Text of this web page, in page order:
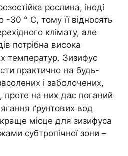
рослина, іноді
30 ° C, тому її відносять
клімату, але
потрібна висока
температур. Зизифус
практично на будь-
і заболочених,
проте на них дає поганий
ґрунтових вод
місце для зизифуса
субтропічної зони –